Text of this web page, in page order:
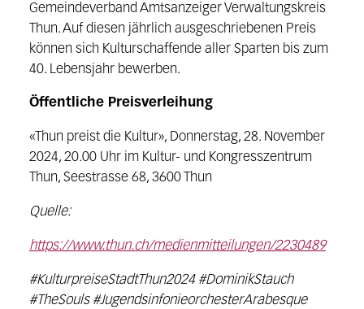
Gemeindeverband Amtsanzeiger Verwaltungskreis
Thun. Auf diesen jährlich ausgeschriebenen Preis
können sich Kulturschaffende aller Sparten bis zum
40. Lebensjahr bewerben.
Öffentliche Preisverleihung
«Thun preist die Kultur», Donnerstag, 28. November
2024, 20.00 Uhr im Kultur- und Kongresszentrum
Thun, Seestrasse 68, 3600 Thun
Quelle:
https://www.thun.ch/medienmitteilungen/2230489
#KulturpreiseStadtThun2024 #DominikStauch
#TheSouls #JugendsinfonieorchesterArabesque